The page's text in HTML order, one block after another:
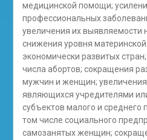
медицинской помощи;
профессиональных
увеличения их выявляемости
снижения уровня
экономически развитых
числа абортов; сокращения
мужчин и женщин;
являющихся учредителями
субъектов малого и среднего
том числе социального
самозанятых женщин;